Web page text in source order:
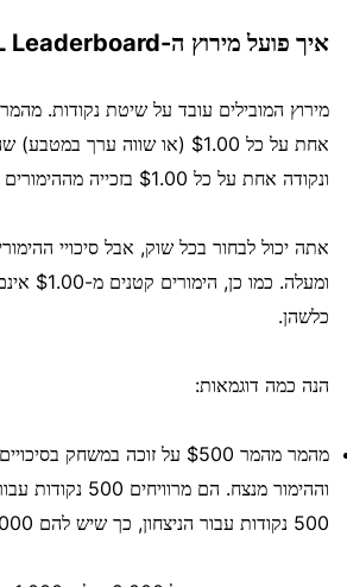
איך פועל מירוץ ה-IPL Leaderboard
מירוץ המובילים עובד על שיטת נקודות.
ונקודה אחת על כל $1.00 בזכייה מההימורים שלהם.
ומעלה.
כלשהן.
הנה כמה דוגמאות:
וההימור מנצח. הם
500 נקודות עבור הניצחון, כך שיש להם 1,000 נקודות ב-IPL.